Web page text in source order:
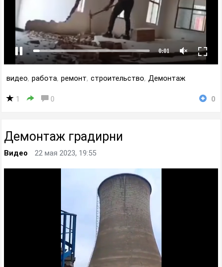
видео, работа, ремонт, строительство, Демонтаж
1 0 0
Демонтаж градирни
Видео 22 мая 2023, 19:55